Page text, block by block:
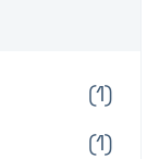
(1)
(1)